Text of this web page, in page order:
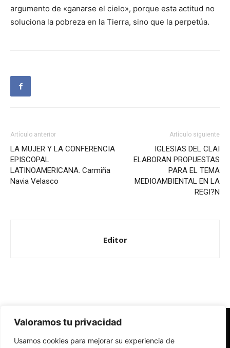
Valoramos tu privacidad
Usamos cookies para mejorar su experiencia de
argumento de «ganarse el cielo», porque esta actitud no
soluciona la pobreza en la Tierra, sino que la perpetúa.
Artículo anterior
LA MUJER Y LA CONFERENCIA
EPISCOPAL
LATINOAMERICANA. Carmiña
Navia Velasco
Artículo siguiente
IGLESIAS DEL CLAI
ELABORAN PROPUESTAS
PARA EL TEMA
MEDIOAMBIENTAL EN LA
REGI?N
Editor
Redes Cristianas
Una mirada alternativa sobre la Iglesia católica y la sociedad